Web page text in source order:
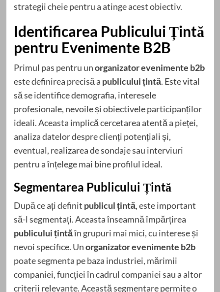
strategii cheie pentru a atinge acest obiectiv.
Identificarea Publicului Țintă
pentru Evenimente B2B
Primul pas pentru unorganizator evenimente b2b
este definirea precisă a publicului țintă. Este vital
să se identifice demografia, interesele
profesionale, nevoile și obiectivele participanților
ideali. Aceasta implică cercetarea atentă a pieței,
analiza datelor despre clienți potențiali și,
eventual, realizarea de sondaje sau interviuri
pentru a înțelege mai bine profilul ideal.
Segmentarea Publicului Țintă
După ce ați definit publicul țintă, este important
să-l segmentați. Aceasta înseamnă împărțirea
publicului țintăîn grupuri mai mici, cu interese și
nevoi specifice. Unorganizator evenimente b2b
poate segmenta pe baza industriei, mărimii
companiei, funcției în cadrul companiei sau a altor
criterii relevante. Această segmentare permite o